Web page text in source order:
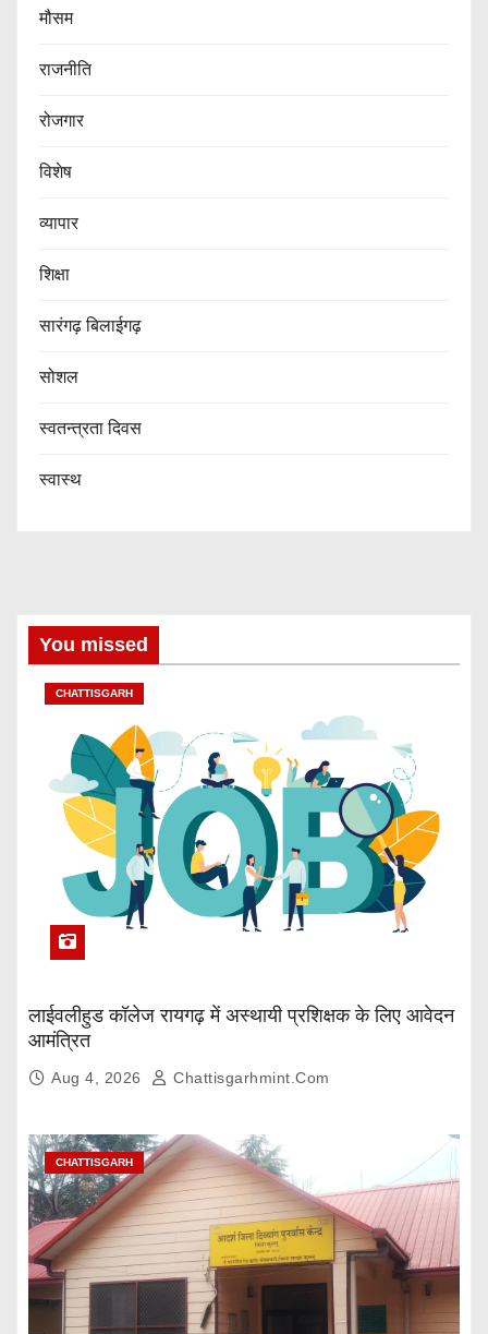
मौसम
राजनीति
रोजगार
विशेष
व्यापार
शिक्षा
सारंगढ़ बिलाईगढ़
सोशल
स्वतन्त्रता दिवस
स्वास्थ
You missed
CHATTISGARH
लाईवलीहुड कॉलेज रायगढ़ में अस्थायी प्रशिक्षक के लिए आवेदन
आमंत्रित
Aug 4, 2026 Chattisgarhmint.com
CHATTISGARH